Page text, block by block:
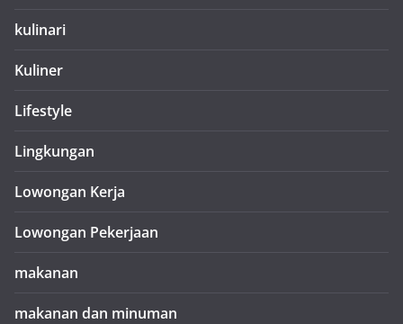
kulinari
Kuliner
Lifestyle
Lingkungan
Lowongan Kerja
Lowongan Pekerjaan
makanan
makanan dan minuman